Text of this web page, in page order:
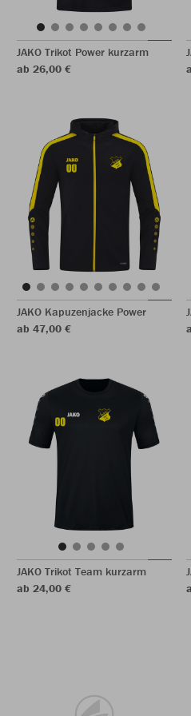
JAKO Trikot Power kurzarm
ab 26,00 €
JAKO Kapuzenjacke Power
ab 47,00 €
JAKO Trikot Team kurzarm
ab 24,00 €